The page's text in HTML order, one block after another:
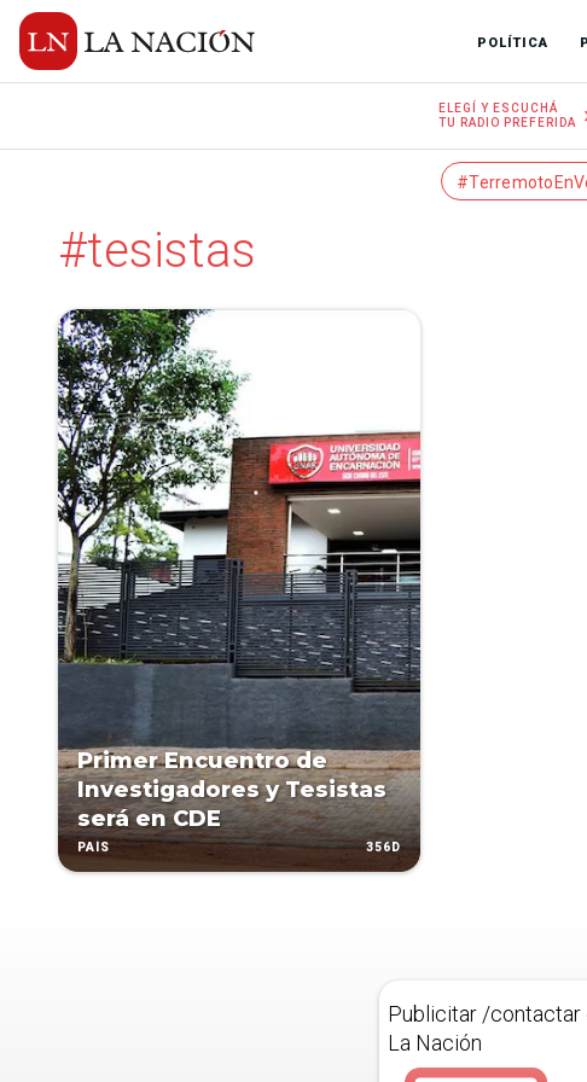
POLÍTICA
ELEGÍ Y ESCUCHÁ
TU RADIO PREFERIDA
#tesistas
Primer Encuentro de
Investigadores y Tesistas
será en CDE
PAÍS 356D
Publicitar /contactar
La Nación